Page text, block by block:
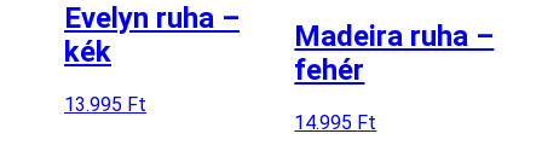
Evelyn ruha –
kék
13.995 Ft
Madeira ruha –
fehér
14.995 Ft